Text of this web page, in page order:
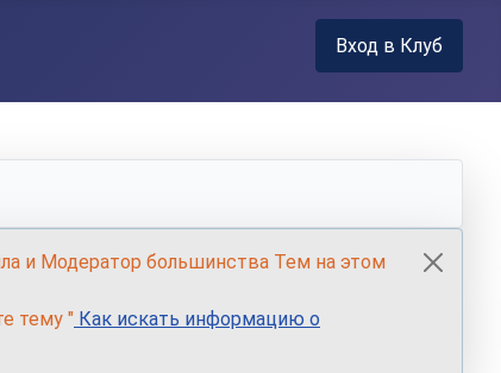
Вход в Клуб
и Модератор большинства Тем на этом
тему " Как искать информацию о